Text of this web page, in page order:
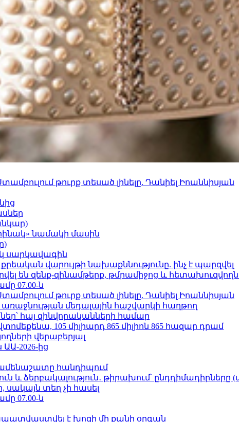
թուրք տեսած լինելը. Դանիել Իոաննիսյան
նամակի մասին
սարկավագին
քրեական վարույթի նախաքննությունը. ինչ է պարզվել
են զենք-զինամթերք, թմրամիջոց և
07.00-ն
թուրք տեսած լինելը. Դանիել Իոաննիսյան
մեդալային հաշվարկի հաղթող
հայ զինվորականների համար
105 միլիարդ 865 միլիոն 865 հազար դրամ
վերաբերյալ
2026-ից
հանդիպում
և ձերբակալություն․ թիրախում՝ ընդդիմադիրները
սակայն տեղ չի հասել
07.00-ն
է խոզի մի քանի օրգան